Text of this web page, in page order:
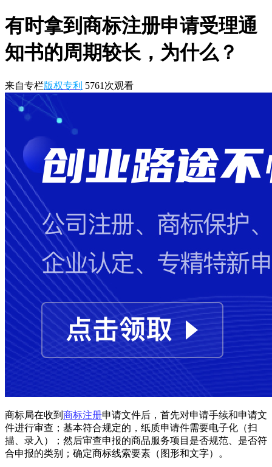
有时拿到商标注册申请受理通
知书的周期较长，为什么？
来自专栏版权专利 5761 次观看
商标局在收到 商标注册申请文件后，首先对申请手续和申请文
件进行审查；基本符合规定的，纸质申请件需要电子化（扫
描、录入）；然后审查申报的商品服务项目是否规范、是否符
合申报的类别；确定商标线索要素（图形和文字）。